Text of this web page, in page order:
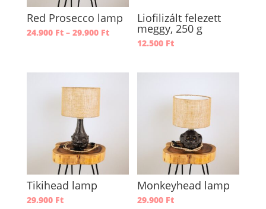
Red Prosecco lamp
24.900 Ft – 29.900 FtÁrtartomány:
24.900 Ft
Liofilizált felezett
meggy, 250 g
12.500 Ft
Tikihead lamp
29.900 Ft
Monkeyhead lamp
29.900 Ft